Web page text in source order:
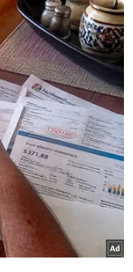
Đặng Văn Anh
Khê).
27 bệnh
được điều
giảm đến
hoặc hai ngày
Phòng Y tế
là đơn vị
hiểu